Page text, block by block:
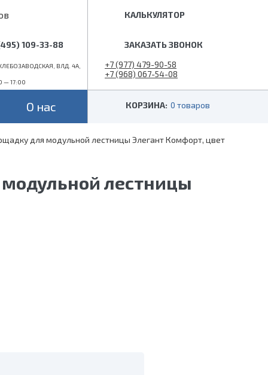
КАЛЬКУЛЯТОР
109-33-88
ВЛД. 4А,
— 17:00
ЗАКАЗАТЬ ЗВОНОК
+7 (977) 479-90-58
+7 (968) 067-54-08
info@superlestnica.com
шаг)
Белые
Металлик
О нас КОРЗИНА: 0 товаров
для модульной лестницы Элегант Комфорт, цвет
лестницы